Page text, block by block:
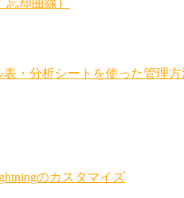
・分析シートを使った管理
のカスタマイズ